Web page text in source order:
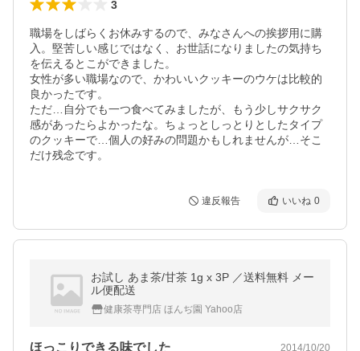
3
職場をしばらくお休みするので、みなさんへの挨拶用に購
入。堅苦しい感じではなく、お世話になりましたの気持ち
を伝えるとこができました。
女性が多い職場なので、かわいいクッキーのウケは比較的
良かったです。
ただ…自分でも一つ食べてみましたが、もう少しサクサク
感があったらよかったな。ちょっとしっとりとしたタイプ
のクッキーで…個人の好みの問題かもしれませんが…そこ
だけ残念です。
違反報告 いいね 0
お試し あま茶/甘茶 1g x 3P ／送料無料 メー
ル便配送
健康茶専門店 ほんぢ園 Yahoo店
ほっこりできる味でした 2014/10/20